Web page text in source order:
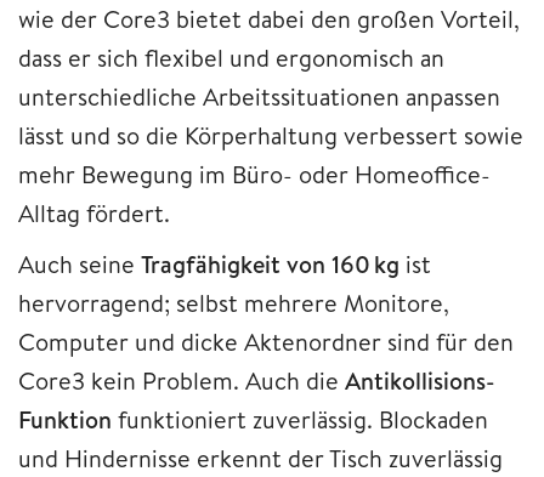
wie der Core3 bietet dabei den großen Vorteil,
dass er sich flexibel und ergonomisch an
unterschiedliche Arbeitssituationen anpassen
lässt und so die Körperhaltung verbessert sowie
mehr Bewegung im Büro- oder Homeoffice-
Alltag fördert.
Auch seine Tragfähigkeit von 160 kg ist
hervorragend; selbst mehrere Monitore,
Computer und dicke Aktenordner sind für den
Core3 kein Problem. Auch die Antikollisions-
Funktion funktioniert zuverlässig. Blockaden
und Hindernisse erkennt der Tisch zuverlässig